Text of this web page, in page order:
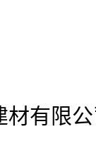
材有限公